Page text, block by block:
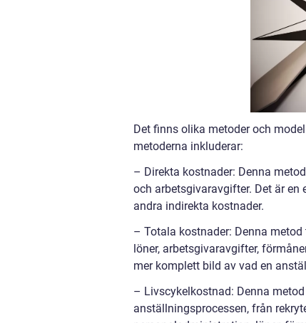
Det finns olika metoder och
metoderna inkluderar:
– Direkta kostnader: Denna
och arbetsgivaravgifter. Det är
andra indirekta kostnader.
– Totala kostnader: Denna
löner, arbetsgivaravgifter,
mer komplett bild av vad en
– Livscykelkostnad: Denna
anställningsprocessen, från